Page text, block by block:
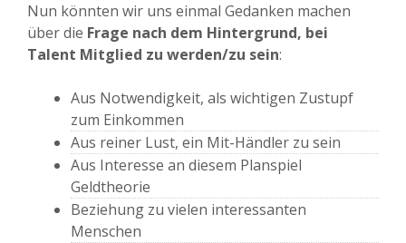
Nun könnten wir uns einmal Gedanken machen
über die Frage nach dem Hintergrund, bei
Talent Mitglied zu werden/zu sein:
Aus Notwendigkeit, als wichtigen Zustupf
zum Einkommen
Aus reiner Lust, ein Mit-Händler zu sein
Aus Interesse an diesem Planspiel
Geldtheorie
Beziehung zu vielen interessanten
Menschen